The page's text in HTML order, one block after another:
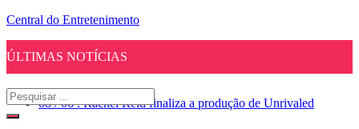
Central do Entretenimento
ÚLTIMAS NOTÍCIAS
08 / 06 : Rachel Reid finaliza a produção de Unrivaled